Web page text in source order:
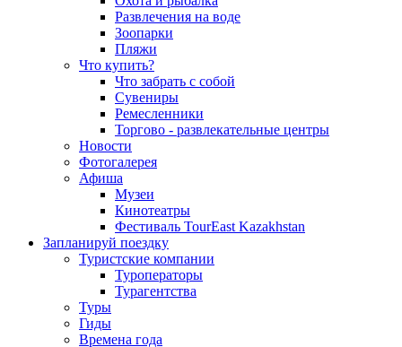
Развлечения на воде
Зоопарки
Пляжи
Что купить?
Что забрать с собой
Сувениры
Ремесленники
Торгово - развлекательные центры
Новости
Фотогалерея
Афиша
Музеи
Кинотеатры
Фестиваль TourEast Kazakhstan
Запланируй поездку
Туристские компании
Туроператоры
Турагентства
Туры
Гиды
Времена года